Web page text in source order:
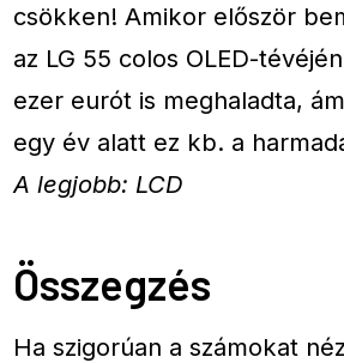
csökken! Amikor először
az LG 55 colos OLED-
ezer eurót is meghaladta,
egy év alatt ez kb. a
A legjobb: LCD
Összegzés
Ha szigorúan a számokat